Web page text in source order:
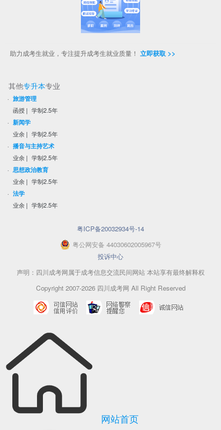
助力成考生就业，专注提升成考生就业质量！ 立即获取 >>
其他专升本专业
· 旅游管理
函授 | 学制2.5年
· 新闻学
业余 | 学制2.5年
· 播音与主持艺术
业余 | 学制2.5年
· 思想政治教育
业余 | 学制2.5年
· 法学
业余 | 学制2.5年
粤ICP备20032934号-14
粤公网安备 44030602005967号
投诉中心
声明：四川成考网属于成考信息交流民间网站 本站享有最终解释权
Copyright 2007-2026 四川成考网 All Right Reserved
网站首页